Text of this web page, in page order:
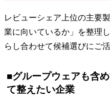
レビューシェア上位の主要
業に向いているか」を整理
らし合わせて候補選びにご
■グループウェアも含
て整えたい企業